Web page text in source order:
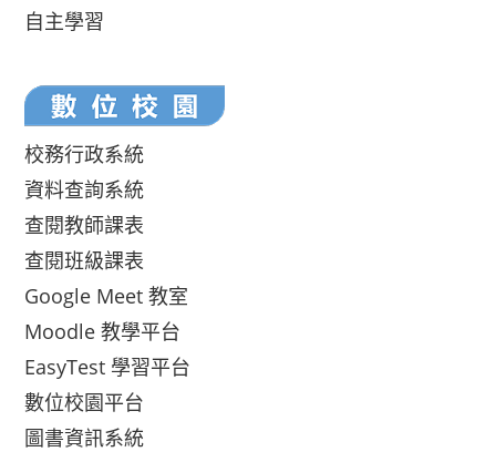
自主學習
校務行政系統
資料查詢系統
查閱教師課表
查閱班級課表
Google Meet 教室
Moodle 教學平台
EasyTest 學習平台
數位校園平台
圖書資訊系統